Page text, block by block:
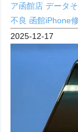
ア函館店データ
不良 函館iPhone
2025-12-17